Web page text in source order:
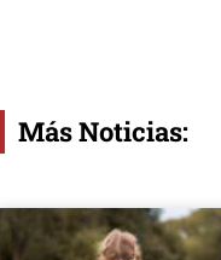
Más Noticias: